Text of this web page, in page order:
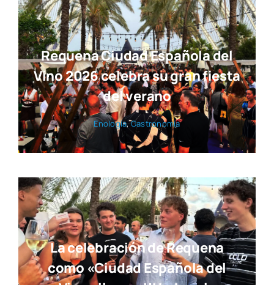
Requena Ciudad Española del
Vino 2026 celebra su gran fiesta
del verano
Eno­lo­gía,Gas­tro­no­mía
La celebración de Requena
como «Ciudad Española del